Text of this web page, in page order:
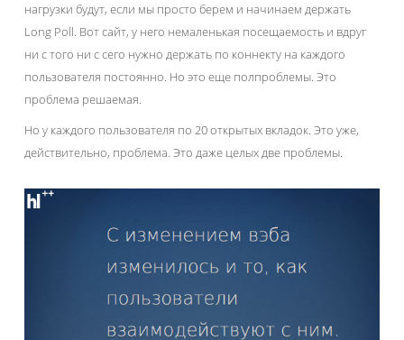
нагрузки будут, если мы просто берем и начинаем держать
Long Poll. Вот сайт, у него немаленькая посещаемость и вдруг
ни с того ни с сего нужно держать по коннекту на каждого
пользователя постоянно. Но это еще полпроблемы. Это
проблема решаемая.
Но у каждого пользователя по 20 открытых вкладок. Это уже,
действительно, проблема. Это даже целых две проблемы.